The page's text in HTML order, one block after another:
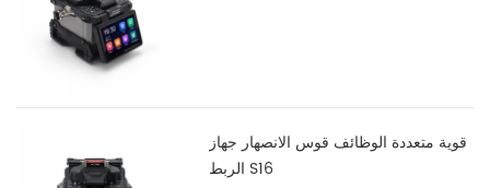
قوية متعددة الوظائف قوس الانصهار جهاز
الربط S16